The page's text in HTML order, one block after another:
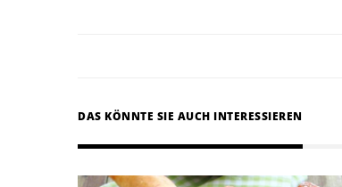
DAS KÖNNTE SIE AUCH INTERESSIEREN